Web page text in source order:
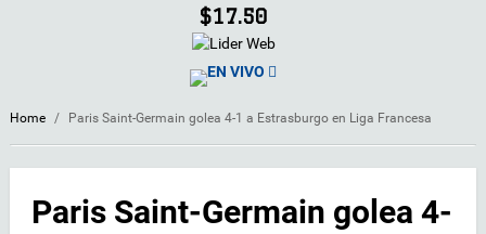
$17.50
EN VIVO
Home / Paris Saint-Germain golea 4-1 a Estrasburgo en Liga Francesa
Paris Saint-Germain golea 4-